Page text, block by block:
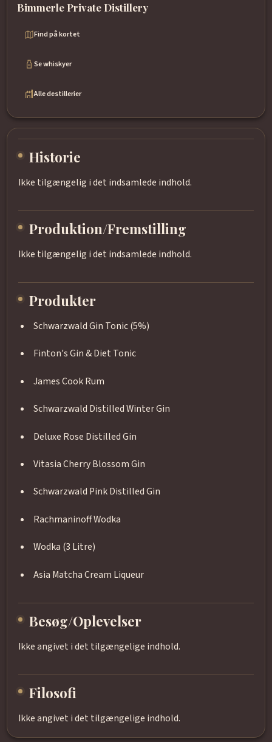
Bimmerle Private Distillery
Find på kortet
Se whiskyer
Alle destillerier
Historie
Ikke tilgængelig i det indsamlede indhold.
Produktion/Fremstilling
Ikke tilgængelig i det indsamlede indhold.
Produkter
Schwarzwald Gin Tonic (5%)
Finton's Gin & Diet Tonic
James Cook Rum
Schwarzwald Distilled Winter Gin
Deluxe Rose Distilled Gin
Vitasia Cherry Blossom Gin
Schwarzwald Pink Distilled Gin
Rachmaninoff Wodka
Wodka (3 Litre)
Asia Matcha Cream Liqueur
Besøg/Oplevelser
Ikke angivet i det tilgængelige indhold.
Filosofi
Ikke angivet i det tilgængelige indhold.